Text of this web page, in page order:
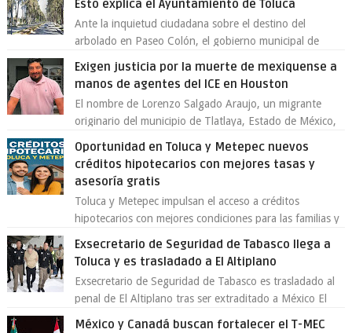
Esto explica el Ayuntamiento de Toluca
Ante la inquietud ciudadana sobre el destino del
arbolado en Paseo Colón, el gobierno municipal de
Exigen justicia por la muerte de mexiquense a
manos de agentes del ICE en Houston
El nombre de Lorenzo Salgado Araujo, un migrante
originario del municipio de Tlatlaya, Estado de México,
Oportunidad en Toluca y Metepec nuevos
créditos hipotecarios con mejores tasas y
asesoría gratis
Toluca y Metepec impulsan el acceso a créditos
hipotecarios con mejores condiciones para las familias y
Exsecretario de Seguridad de Tabasco llega a
Toluca y es trasladado a El Altiplano
Exsecretario de Seguridad de Tabasco es trasladado al
penal de El Altiplano tras ser extraditado a México El
México y Canadá buscan fortalecer el T-MEC